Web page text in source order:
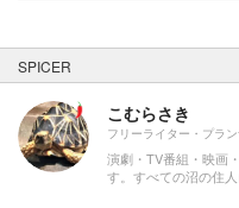
SPICER
こむらさき
フリーライター・プラ
演劇・TV番組・映画
す。すべての沼の住人